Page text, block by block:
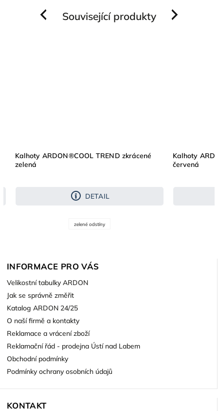
Související produkty
Previous
Kalhoty ARDON®COOL TREND zkrácené
zelená
DETAIL
zelené odstíny
Kalhoty
červená
Next
INFORMACE PRO VÁS
Velikostní tabulky ARDON
Jak se správně změřit
Katalog ARDON 24/25
O naší firmě a kontakty
Reklamace a vrácení zboží
Reklamační řád - prodejna Ústí nad Labem
Obchodní podmínky
Podmínky ochrany osobních údajů
KONTAKT